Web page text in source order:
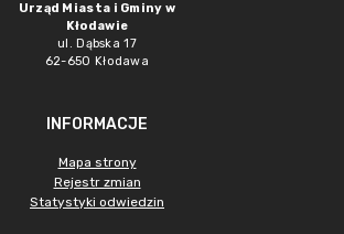
Urząd Miasta i Gminy w
Kłodawie
ul. Dąbska 17
62-650 Kłodawa
INFORMACJE
Mapa strony
Rejestr zmian
Statystyki odwiedzin